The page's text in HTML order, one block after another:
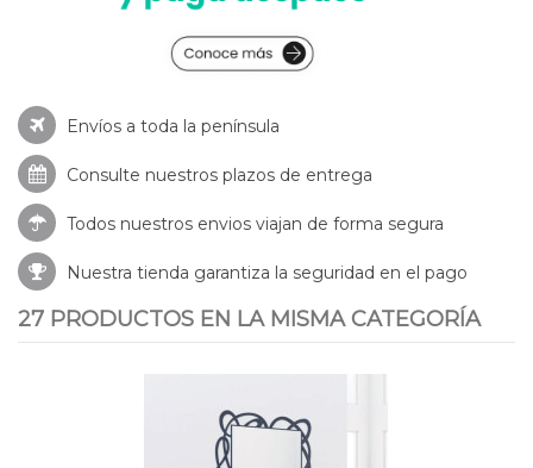
Envíos a toda la península
Consulte nuestros plazos de entrega
Todos nuestros envios viajan de forma segura
Nuestra tienda garantiza la seguridad en el pago
27 PRODUCTOS EN LA MISMA CATEGORÍA